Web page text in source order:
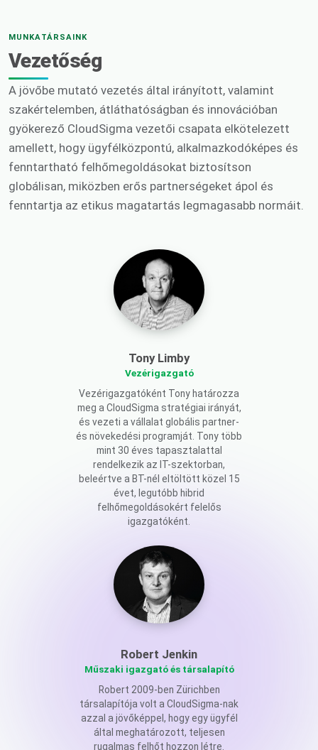
MUNKATÁRSAINK
Vezetőség
A jövőbe mutató vezetés által irányított, valamint
szakértelemben, átláthatóságban és innovációban
gyökerező CloudSigma vezetői csapata elkötelezett
amellett, hogy ügyfélközpontú, alkalmazkodóképes és
fenntartható felhőmegoldásokat biztosítson
globálisan, miközben erős partnerségeket ápol és
fenntartja az etikus magatartás legmagasabb normáit.
Tony Limby
Vezérigazgató
Vezérigazgatóként Tony határozza
meg a CloudSigma stratégiai irányát,
és vezeti a vállalat globális partner-
és növekedési programját. Tony több
mint 30 éves tapasztalattal
rendelkezik az IT-szektorban,
beleértve a BT-nél eltöltött közel 15
évet, legutóbb hibrid
felhőmegoldásokért felelős
igazgatóként.
Robert Jenkin
Műszaki igazgató és társalapító
Robert 2009-ben Zürichben
társalapítója volt a CloudSigma-nak
azzal a jövőképpel, hogy egy ügyfél
által meghatározott, teljesen
rugalmas felhőt hozzon létre.